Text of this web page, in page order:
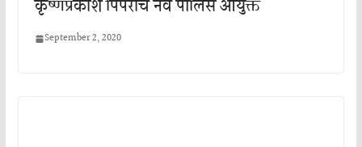
कृष्णप्रकाश पिंपरीचे नवे पोलिस आयुक्त
September 2, 2020